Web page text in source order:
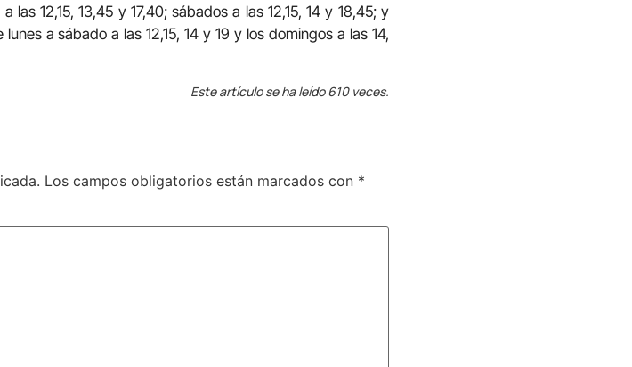
12,15, 13,45 y 17,40; sábados a las 12,15, 14 y 18,45; y
a sábado a las 12,15, 14 y 19 y los domingos a las 14,
Este artículo se ha leído 610 veces.
Los campos obligatorios están marcados con *